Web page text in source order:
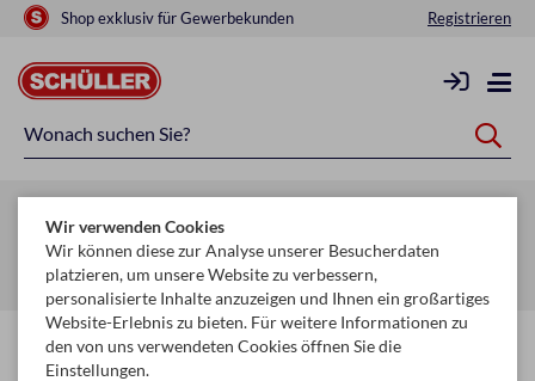
Shop exklusiv für Gewerbekunden Registrieren
Startseite Schule & Büro
Ordnen & Ordnungshilfen
Ringmappen
Wir verwenden Cookies
Wir können diese zur Analyse unserer Besucherdaten
platzieren, um unsere Website zu verbessern,
personalisierte Inhalte anzuzeigen und Ihnen ein großartiges
Website-Erlebnis zu bieten. Für weitere Informationen zu
den von uns verwendeten Cookies öffnen Sie die
Einstellungen.